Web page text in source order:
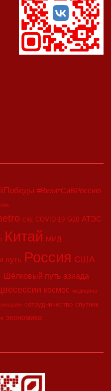
#ВизитСиВРоссию
CIIE COVID-19 G20 АТЭС
Китай МИД
путь Россия США
Шёлковый путь азиада
космос медицина
сотрудничество спутник
экономика